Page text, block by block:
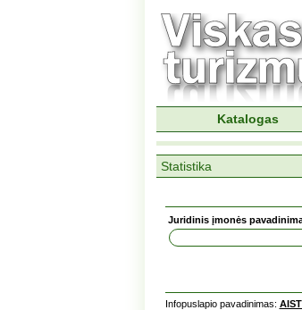
Katalogas
Statistika
Juridinis įmonės
Infopuslapio pavadinimas: